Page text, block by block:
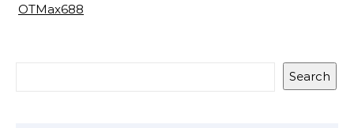
OTMax688
Search